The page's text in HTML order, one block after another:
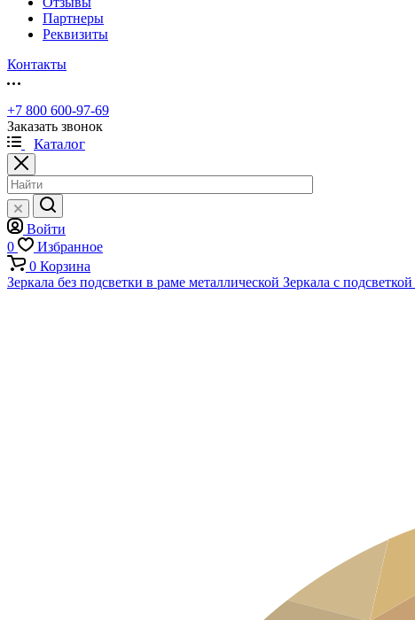
Партнеры
Реквизиты
Контакты
+7 800 600-97-69
Заказать звонок
Каталог
Войти
0
Избранное
0 Корзина
Зеркала без подсветки в раме металлической Зеркала с подсветкой